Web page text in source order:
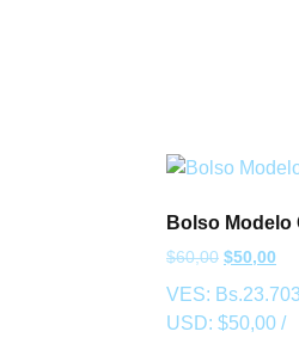
Bolso Modelo
$60,00 $50,00
VES: Bs.
USD: $50,00 /